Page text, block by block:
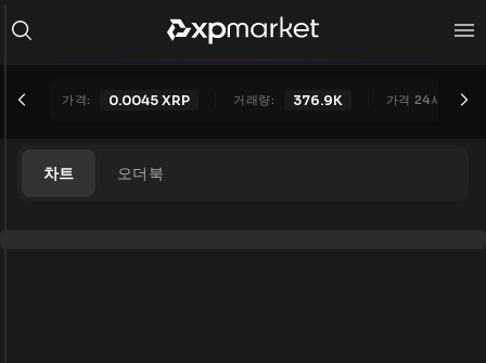
가격: 0.0045XRP 거래량: 376.9K 가격 24시간:
차트 오더북